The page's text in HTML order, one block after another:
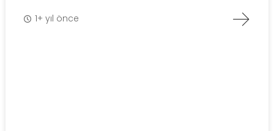
1+ yıl önce